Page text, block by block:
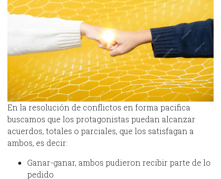
En la resolución de conflictos en forma pacifica
buscamos que los protagonistas puedan alcanzar
acuerdos, totales o parciales, que los satisfagan a
ambos, es decir:
Ganar-ganar, ambos pudieron recibir parte de lo
pedido